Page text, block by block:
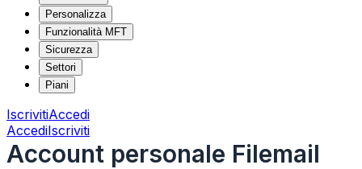
Personalizza
Funzionalità MFT
Sicurezza
Settori
Piani
IscrivitiAccedi
AccediIscriviti
Account personale Filemail